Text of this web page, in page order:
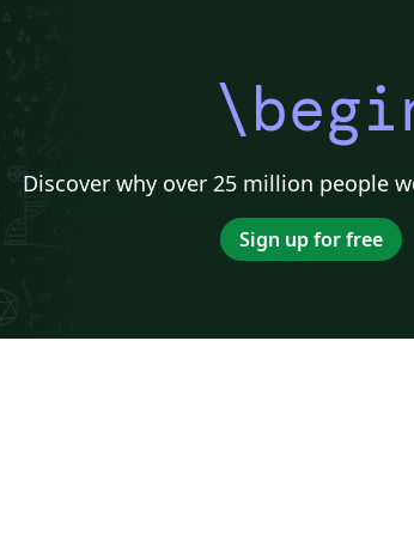
Discover why over 25 million people
Sign up for free